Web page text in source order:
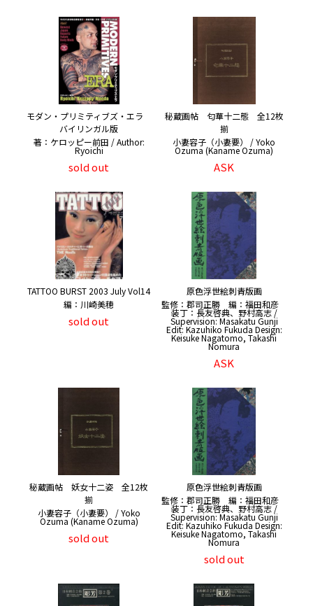
モダン・プリミティブズ・エラ
バイリンガル版
著：ケロッピー前田 / Author:
Ryoichi
sold out
秘蔵画帖 匂華十二態 全12枚
揃
小妻容子（小妻要） / Yoko
Ozuma (Kaname Ozuma)
ASK
TATTOO BURST 2003 July Vol14
編：川崎美穂
sold out
原色浮世絵刺青版画
監修：郡司正勝 編：福田和彦
装丁：長友啓典、野村高志 /
Supervision: Masakatu Gunji
Edit: Kazuhiko Fukuda Design:
Keisuke Nagatomo, Takashi
Nomura
ASK
秘蔵画帖 妖女十二姿 全12枚
揃
小妻容子（小妻要） / Yoko
Ozuma (Kaname Ozuma)
sold out
原色浮世絵刺青版画
監修：郡司正勝 編：福田和彦
装丁：長友啓典、野村高志 /
Supervision: Masakatu Gunji
Edit: Kazuhiko Fukuda Design:
Keisuke Nagatomo, Takashi
Nomura
sold out